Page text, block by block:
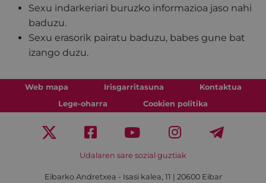
Sexu indarkeriari buruzko informazioa jaso nahi
baduzu.
Sexu erasorik pairatu baduzu, babes gune bat
izango duzu.
Web mapa Irisgarritasuna
Kontaktua
Lege-oharra
Cookien politika
Udalaren sare sozial guztiak
Eibarko Andretxea - Isasi kalea, 11 | 20600 Eibar